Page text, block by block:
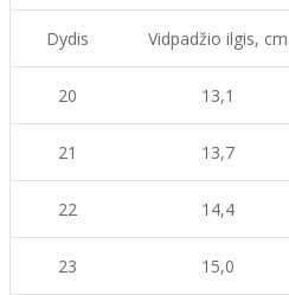
Dydis Vidpadžio ilgis, cm
20 13,1
21 13,7
22 14,4
23 15,0